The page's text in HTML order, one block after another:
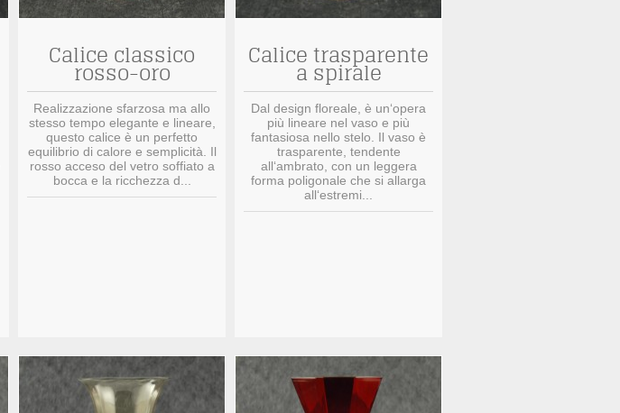
Calice classico
rosso-oro
Realizzazione sfarzosa ma allo
stesso tempo elegante e lineare,
questo calice è un perfetto
equilibrio di calore e semplicità. Il
rosso acceso del vetro soffiato a
bocca e la ricchezza d...
Calice trasparente
a spirale
Dal design floreale, è un‘opera
più lineare nel vaso e più
fantasiosa nello stelo. Il vaso è
trasparente, tendente
all‘ambrato, con un leggera
forma poligonale che si allarga
all‘estremi...